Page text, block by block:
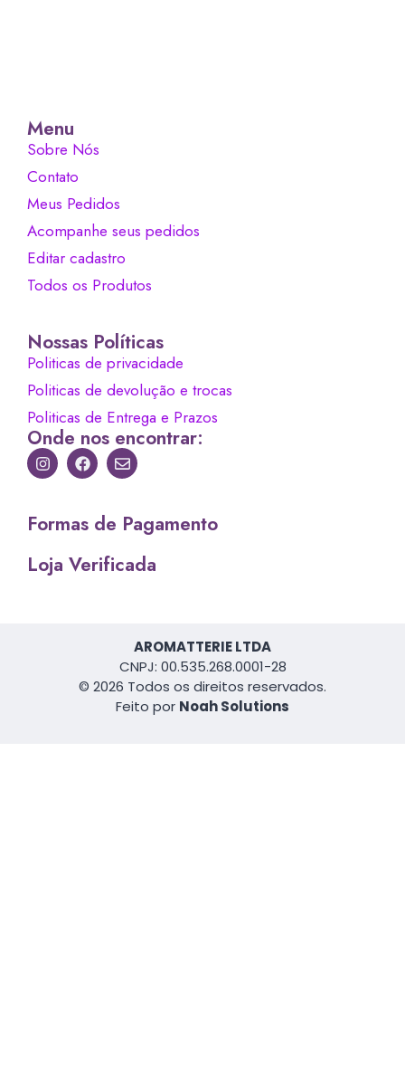
Menu
Sobre Nós
Contato
Meus Pedidos
Acompanhe seus pedidos
Editar cadastro
Todos os Produtos
Nossas Políticas
Politicas de privacidade
Politicas de devolução e trocas
Politicas de Entrega e Prazos
Onde nos encontrar:
Formas de Pagamento
Loja Verificada
AROMATTERIE LTDA
CNPJ: 00.535.268.0001-28
© 2026 Todos os direitos reservados.
Feito por Noah Solutions